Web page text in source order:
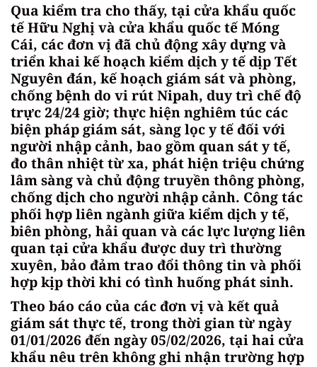
Qua kiểm tra cho thấy, tại cửa khẩu quốc
tế Hữu Nghị và cửa khẩu quốc tế Móng
Cái, các đơn vị đã chủ động xây dựng và
triển khai kế hoạch kiểm dịch y tế dịp Tết
Nguyên đán, kế hoạch giám sát và phòng,
chống bệnh do vi rút Nipah, duy trì chế độ
trực 24/24 giờ; thực hiện nghiêm túc các
biện pháp giám sát, sàng lọc y tế đối với
người nhập cảnh, bao gồm quan sát y tế,
đo thân nhiệt từ xa, phát hiện triệu chứng
lâm sàng và chủ động truyền thông phòng,
chống dịch cho người nhập cảnh. Công tác
phối hợp liên ngành giữa kiểm dịch y tế,
biên phòng, hải quan và các lực lượng liên
quan tại cửa khẩu được duy trì thường
xuyên, bảo đảm trao đổi thông tin và phối
hợp kịp thời khi có tình huống phát sinh.
Theo báo cáo của các đơn vị và kết quả
giám sát thực tế, trong thời gian từ ngày
01/01/2026 đến ngày 05/02/2026, tại hai cửa
khẩu nêu trên không ghi nhận trường hợp